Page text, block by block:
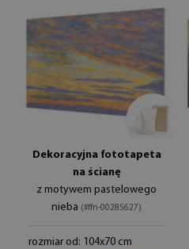
Dekoracyjna fototapeta
na ścianę
z motywem pastelowego
nieba (#ffn-00285627)
rozmiar od: 104x70 cm